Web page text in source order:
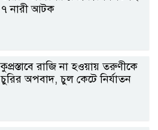
৭ নারী আটক
কুপ্রস্তাবে রাজি না হওয়ায় তরুণীকে
চুরির অপবাদ, চুল কেটে নির্যাতন